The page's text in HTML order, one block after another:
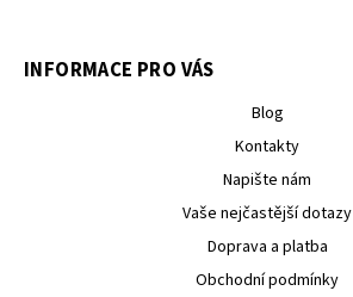
INFORMACE PRO VÁS
Blog
Kontakty
Napište nám
Vaše nejčastější dotazy
Doprava a platba
Obchodní podmínky